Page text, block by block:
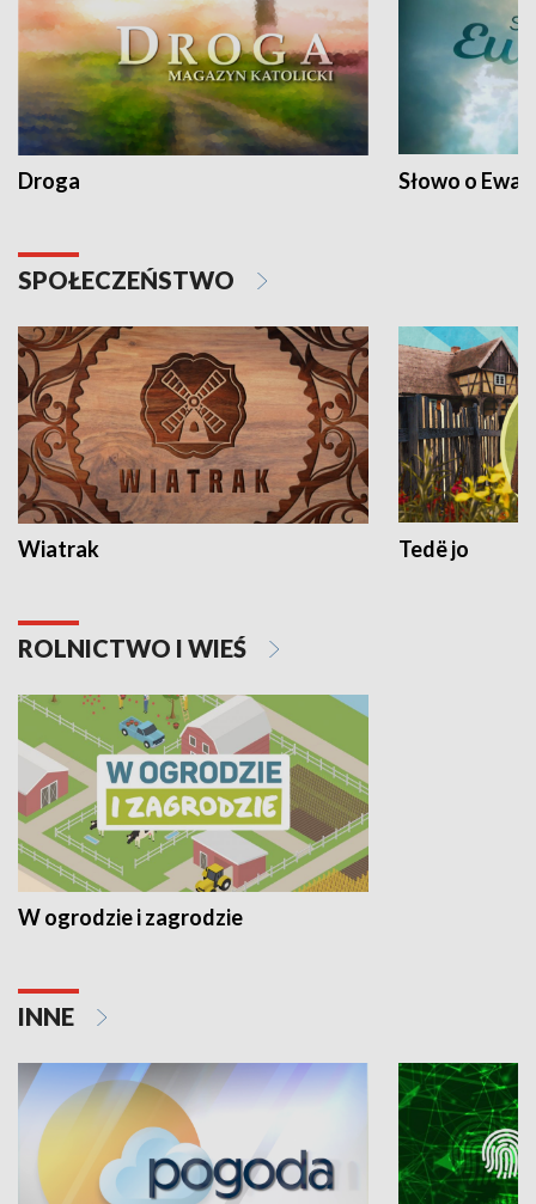
Droga Słowo o
SPOŁECZEŃSTWO
Wiatrak Tedë jo
ROLNICTWO I WIEŚ
W ogrodzie i zagrodzie
INNE